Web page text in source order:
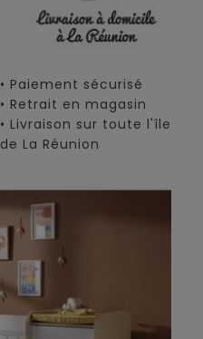
• Paiement sécurisé
• Retrait en magasin
• Livraison sur toute l'île
de La Réunion